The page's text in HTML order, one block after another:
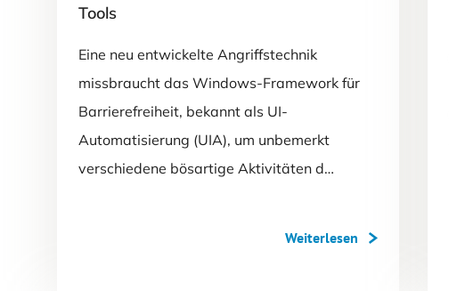
Tools
Eine neu entwickelte Angriffstechnik
missbraucht das Windows-Framework für
Barrierefreiheit, bekannt als UI-
Automatisierung (UIA), um unbemerkt
verschiedene bösartige Aktivitäten d…
Weiterlesen